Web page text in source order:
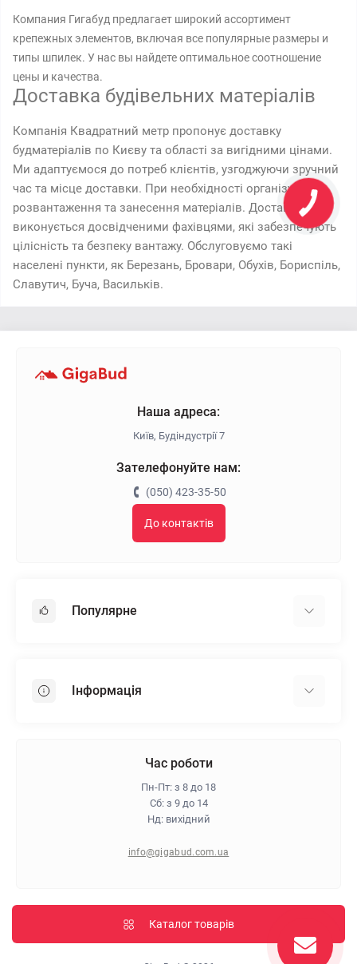
Компания Гигабуд предлагает широкий ассортимент
крепежных элементов, включая все популярные размеры и
типы шпилек. У нас вы найдете оптимальное соотношение
цены и качества.
Доставка будівельних матеріалів
Компанія Квадратний метр пропонує доставку
будматеріалів по Києву та області за вигідними цінами.
Ми адаптуємося до потреб клієнтів, узгоджуючи зручний
час та місце доставки. При необхідності організуємо
розвантаження та занесення матеріалів. Доставка
виконується досвідченими фахівцями, які забезпечують
цілісність та безпеку вантажу. Обслуговуємо такі
населені пункти, як Березань, Бровари, Обухів, Бориспіль,
Славутич, Буча, Васильків.
Наша адреса:
Київ, Будіндустрії 7
Зателефонуйте нам:
(050) 423-35-50
До контактів
Популярне
Пінопласт
Інформація
Гарантія та повернення
Політика конфіденційності
Час роботи
Пн-Пт: з 8 до 18
Сб: з 9 до 14
Нд: вихідний
info@gigabud.com.ua
Каталог товарів